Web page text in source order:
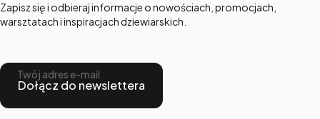
Zapisz się i odbieraj informacje o nowościach, promocjach,
warsztatach i inspiracjach dziewiarskich.
Twój adres e-mail
Dołącz do newslettera